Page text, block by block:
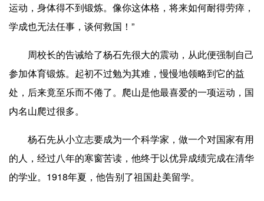
运动，身体得不到锻炼。像你这体格，将来如何耐得劳瘁，
学成也无法任事，谈何救国！”
周校长的告诫给了杨石先很大的震动，从此便强制自己
参加体育锻炼。起初不过勉为其难，慢慢地领略到它的益
处，后来竟至乐而不倦了。爬山是他最喜爱的一项运动，国
内名山爬过很多。
杨石先从小立志要成为一个科学家，做一个对国家有用
的人，经过八年的寒窗苦读，他终于以优异成绩完成在清华
的学业。1918年夏，他告别了祖国赴美留学。